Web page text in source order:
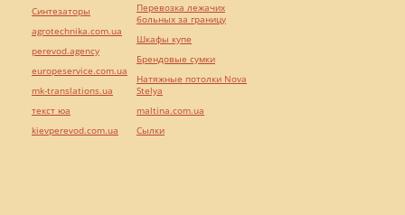
Синтезаторы
agrotechnika.com.ua
perevod.agency
europeservice.com.ua
mk-translations.ua
текст юа
kievperevod.com.ua
Перевозка лежачих
больных за границу
Шкафы купе
Брендовые сумки
Натяжные потолки Nova
Stelya
maltina.com.ua
Cылки